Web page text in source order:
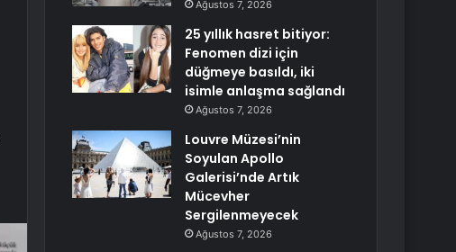
Ağustos 7, 2026
25 yıllık hasret bitiyor:
Fenomen dizi için
düğmeye basıldı, iki
isimle anlaşma sağlandı
Ağustos 7, 2026
Louvre Müzesi’nin
Soyulan Apollo
Galerisi’nde Artık
Mücevher
Sergilenmeyecek
Ağustos 7, 2026